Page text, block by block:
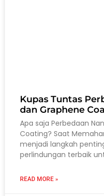
Kupas Tuntas
dan Graphene
Apa saja Perbedaan
Coating? Saat
menjadi langkah
perlindungan terbaik
READ MORE »